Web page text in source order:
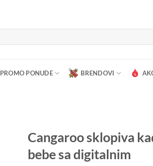
PROMO PONUDE BRENDOVI
Cangaroo sklopiva
bebe sa digitalnim